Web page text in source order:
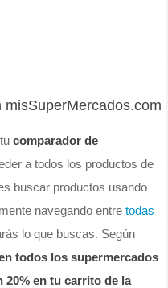
comparador de
a todos los productos de
buscar productos usando
navegando entretodas
lo que buscas. Según
todos los supermercados
20% en tu carrito de la